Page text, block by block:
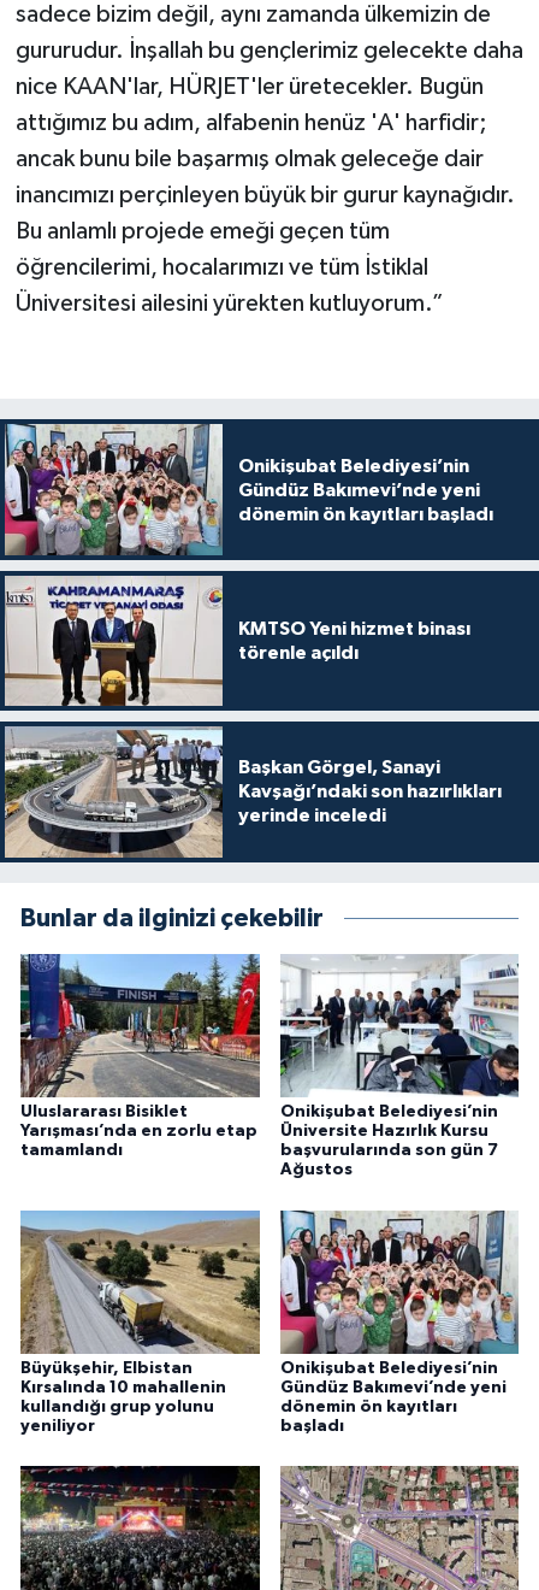
sadece bizim değil, aynı zamanda ülkemizin de
gururudur. İnşallah bu gençlerimiz gelecekte daha
nice KAAN'lar, HÜRJET'ler üretecekler. Bugün
attığımız bu adım, alfabenin henüz 'A' harfidir;
ancak bunu bile başarmış olmak geleceğe dair
inancımızı perçinleyen büyük bir gurur kaynağıdır.
Bu anlamlı projede emeği geçen tüm
öğrencilerimi, hocalarımızı ve tüm İstiklal
Üniversitesi ailesini yürekten kutluyorum.”
Onikişubat Belediyesi’nin
Gündüz Bakımevi’nde yeni
dönemin ön kayıtları başladı
KMTSO Yeni hizmet binası
törenle açıldı
Başkan Görgel, Sanayi
Kavşağı’ndaki son hazırlıkları
yerinde inceledi
Bunlar da ilginizi çekebilir
Uluslararası Bisiklet
Yarışması’nda en zorlu etap
tamamlandı
Onikişubat Belediyesi’nin
Üniversite Hazırlık Kursu
başvurularında son gün 7
Ağustos
Büyükşehir, Elbistan
Kırsalında 10 mahallenin
kullandığı grup yolunu
yeniliyor
Onikişubat Belediyesi’nin
Gündüz Bakımevi’nde yeni
dönemin ön kayıtları
başladı